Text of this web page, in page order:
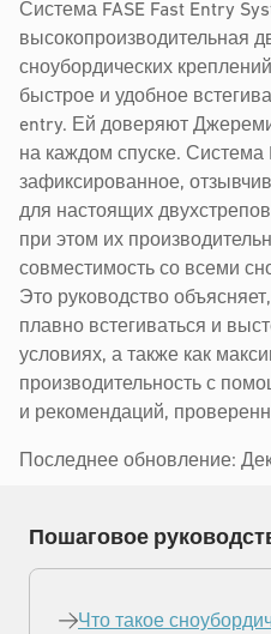
Система FASE Fast Entry
высокопроизводительная
сноубордических
быстрое и удобное
entry. Ей доверяют
на каждом спуске. Система
зафиксированное,
для настоящих
при этом их
совместимость со всеми
Это руководство
плавно встегиваться и
условиях, а также как
производительность с
и рекомендаций,
Последнее обновление:
Пошаговое
Что такое